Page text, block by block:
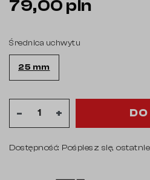
79,00 pln
Średnica uchwytu
25 mm
Dostępność: Pośpiesz się,
- +